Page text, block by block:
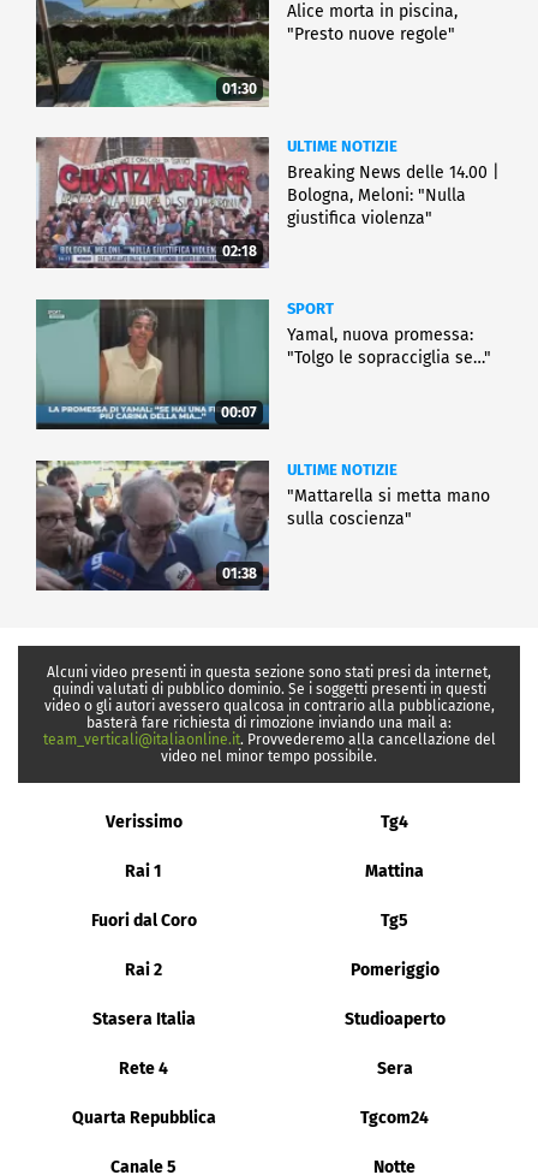
01:30
Alice morta in piscina,
"Presto nuove regole"
02:18
ULTIME NOTIZIE
Breaking News delle 14.00 |
Bologna, Meloni: "Nulla
giustifica violenza"
00:07
SPORT
Yamal, nuova promessa:
"Tolgo le sopracciglia se…"
01:38
ULTIME NOTIZIE
"Mattarella si metta mano
sulla coscienza"
Alcuni video presenti in questa sezione sono stati presi da internet,
quindi valutati di pubblico dominio. Se i soggetti presenti in questi
video o gli autori avessero qualcosa in contrario alla pubblicazione,
basterà fare richiesta di rimozione inviando una mail a:
team_verticali@italiaonline.it. Provvederemo alla cancellazione del
video nel minor tempo possibile.
Verissimo Tg4
Rai 1 Mattina
Fuori dal Coro Tg5
Rai 2 Pomeriggio
Stasera Italia Studioaperto
Rete 4 Sera
Quarta Repubblica Tgcom24
Canale 5 Notte